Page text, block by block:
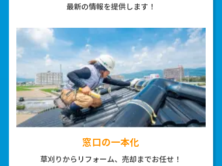
最新の情報を提供します！
4
窓口の一本化
草刈りからリフォーム、売却までお任せ！